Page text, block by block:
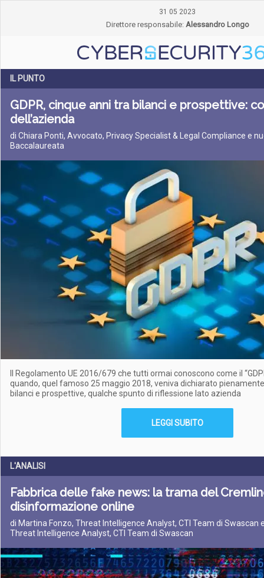
31 05 2023
Direttore responsabile: Alessandro Longo
IL PUNTO
GDPR, cinque anni tra bilanci e prospettive:
dell’azienda
di Chiara Ponti, Avvocato, Privacy Specialist & Legal Compliance e
Baccalaureata
Il Regolamento UE 2016/679 che tutti ormai conoscono come il
quando, quel famoso 25 maggio 2018, veniva dichiarato
bilanci e prospettive, qualche spunto di riflessione lato azienda
LEGGI SUBITO
L'ANALISI
Fabbrica delle fake news: la trama del
disinformazione online
di Martina Fonzo, Threat Intelligence Analyst, CTI Team di Swascan
Threat Intelligence Analyst, CTI Team di Swascan